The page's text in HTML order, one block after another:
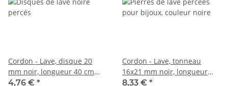
Cordon - Lave, disque 20
mm noir, longueur 40 cm
/5653
4,76 € *
Cordon - Lave, tonneau
16x21 mm noir, longueur
40,5 cm /5135
8,33 € *